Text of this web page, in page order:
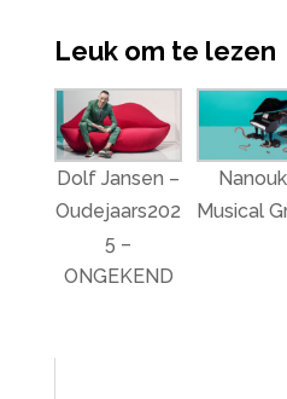
Leuk om te lezen
Dolf Jansen –
Oudejaars202
5 –
ONGEKEND
Musical